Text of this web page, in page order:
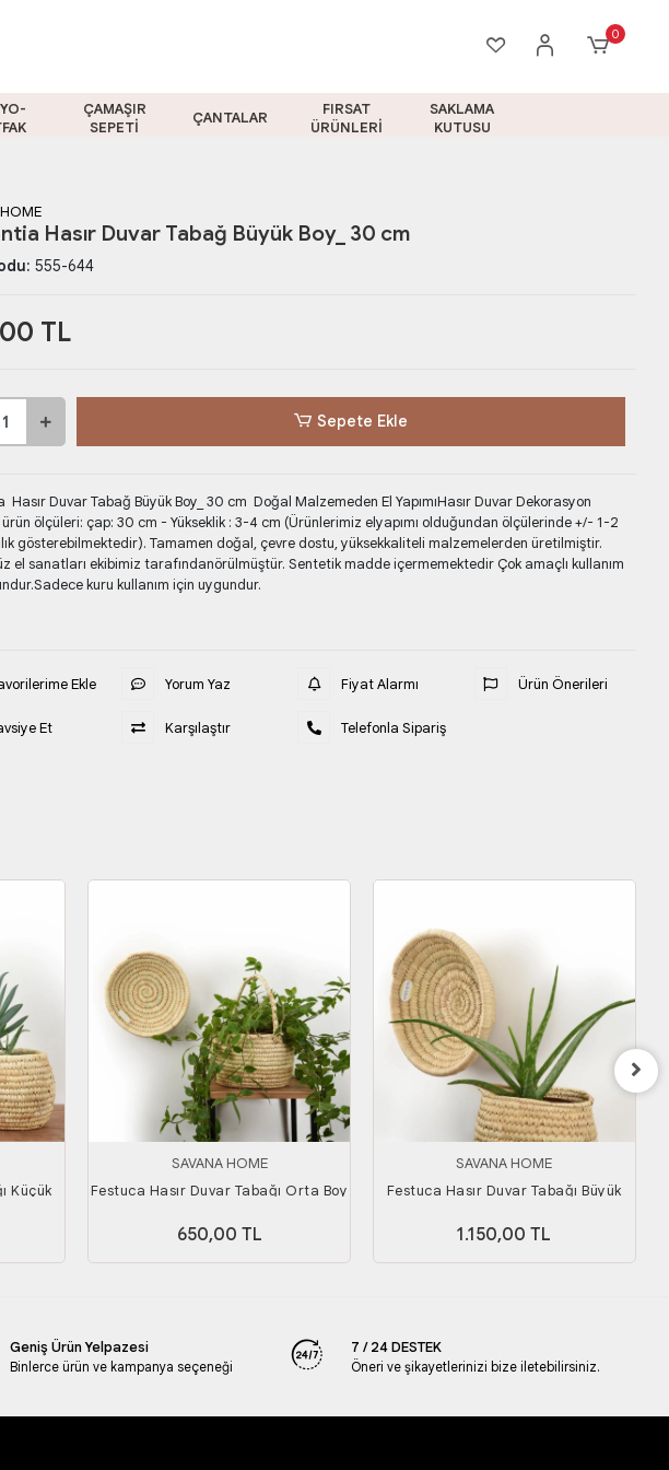
0
ÇAMAŞIR
SEPETİ
ÇANTALAR
FIRSAT
ÜRÜNLERİ
SAKLAMA
KUTUSU
Hasır Duvar Tabağ Büyük Boy_ 30 cm
555-644
TL
Sepete Ekle
Duvar Tabağ Büyük Boy_ 30 cm Doğal Malzemeden El YapımıHasır Duvar Dekorasyon
ölçüleri: çap: 30 cm - Yükseklik : 3-4 cm (Ürünlerimiz elyapımı olduğundan ölçülerinde +/- 1-2
gösterebilmektedir). Tamamen doğal, çevre dostu, yüksekkaliteli malzemelerden üretilmiştir.
el sanatları ekibimiz tarafındanörülmüştür. Sentetik madde içermemektedir Çok amaçlı kullanım
kuru kullanım için uygundur.
Ekle
Et
Yorum Yaz
Karşılaştır
Fiyat Alarmı
Telefonla Sipariş
Ürün Önerileri
Küçük
SAVANA HOME
Festuca Hasır Duvar Tabağı Orta Boy
650,00 TL
SAVANA HOME
Festuca Hasır Duvar Tabağı Büyük
1.150,00 TL
Geniş Ürün Yelpazesi
Binlerce ürün ve kampanya seçeneği
7 / 24 DESTEK
Öneri ve şikayetlerinizi bize iletebilirsiniz.